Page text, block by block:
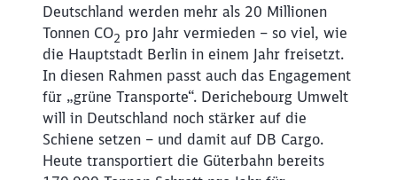
Deutschland werden mehr als 20 Millionen
Tonnen CO2 pro Jahr vermieden – so viel, wie
die Hauptstadt Berlin in einem Jahr freisetzt.
In diesen Rahmen passt auch das Engagement
für „grüne Transporte“. Derichebourg Umwelt
will in Deutschland noch stärker auf die
Schiene setzen – und damit auf DB Cargo.
Heute transportiert die Güterbahn bereits